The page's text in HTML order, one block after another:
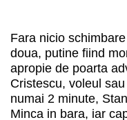
Fara nicio
doua, putine fiind
apropie de poarta
Cristescu, voleul
numai 2 minute,
Minca in bara, iar